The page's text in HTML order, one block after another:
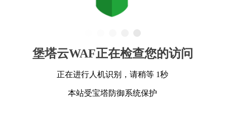
堡塔云WAF正在检查您的访问
正在进行人机识别，请稍等 1秒
本站受宝塔防御系统保护